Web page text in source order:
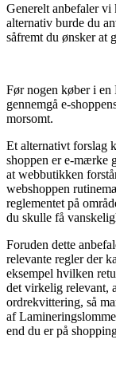
Generelt anbefaler
alternativ burde du
såfremt du ønsker at
Før nogen køber i
gennemgå e-
morsomt.
Et alternativt forslag
shoppen er e-mærke
at webbutikken
webshoppen
reglementet på
du skulle få
Foruden dette
relevante regler der
eksempel hvilken
det virkelig relevant,
ordrekvittering, så
af
end du er på